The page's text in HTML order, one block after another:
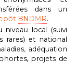
dans un
BNDMR.
niveau local (suivi
rares) et national
adéquation
projets de